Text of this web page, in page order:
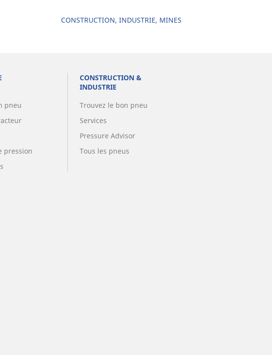
CONSTRUCTION, INDUSTRIE, MINES
pneu
pression
CONSTRUCTION &
INDUSTRIE
Trouvez le bon pneu
Services
Pressure Advisor
Tous les pneus